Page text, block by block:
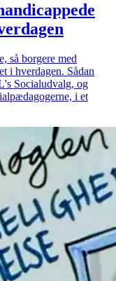
så borgere med
i hverdagen. Sådan
Socialudvalg, og
i et